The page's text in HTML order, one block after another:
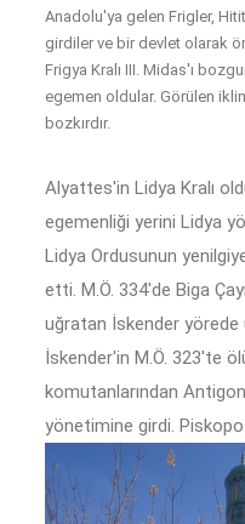
Anadolu'ya gelen Frigler,
girdiler ve bir devlet olarak
Frigya Kralı III. Midas'ı
egemen oldular. Görülen
bozkırdır.
Alyattes'in Lidya Kralı
egemenliği yerini Lidya
Lidya Ordusunun
etti. M.Ö. 334'de Biga
uğratan İskender yörede
İskender'in M.Ö. 323'te
komutanlarından
yönetimine girdi.